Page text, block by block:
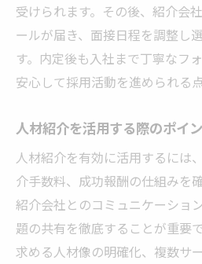
受けられます。その後、紹介会
ールが届き、面接日程を調整し
す。内定後も入社まで丁寧なフ
安心して採用活動を進められる
人材紹介を活用する際のポイ
人材紹介を有効に活用するには
介手数料、成功報酬の仕組みを
紹介会社とのコミュニケーショ
題の共有を徹底することが重要
求める人材像の明確化、複数サ